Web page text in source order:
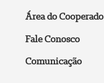
Área do Cooperado
Fale Conosco
Comunicação